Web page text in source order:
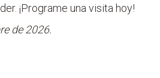
¡Programe una visita hoy!
de 2026.